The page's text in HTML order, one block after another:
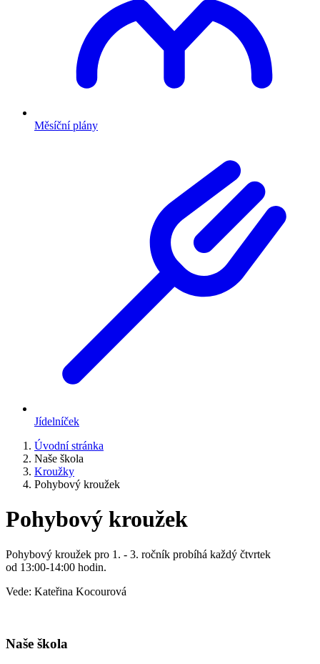
Měsíční plány
Jídelníček
Úvodní stránka
Naše škola
Kroužky
Pohybový kroužek
Pohybový kroužek
Pohybový kroužek pro 1. - 3. ročník probíhá každý čtvrtek
od 13:00-14:00 hodin.
Vede: Kateřina Kocourová
Naše škola